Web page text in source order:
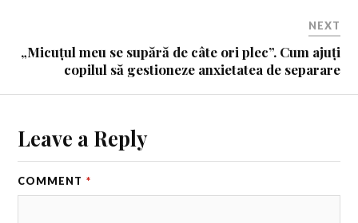
NEXT
„Micuțul meu se supără de câte ori plec”. Cum ajuți
copilul să gestioneze anxietatea de separare
Leave a Reply
COMMENT *